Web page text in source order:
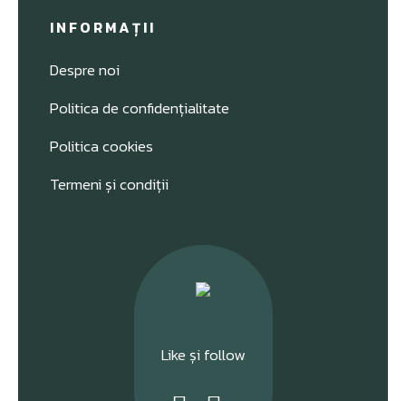
INFORMAȚII
Despre noi
Politica de confidențialitate
Politica cookies
Termeni și condiții
Like și follow